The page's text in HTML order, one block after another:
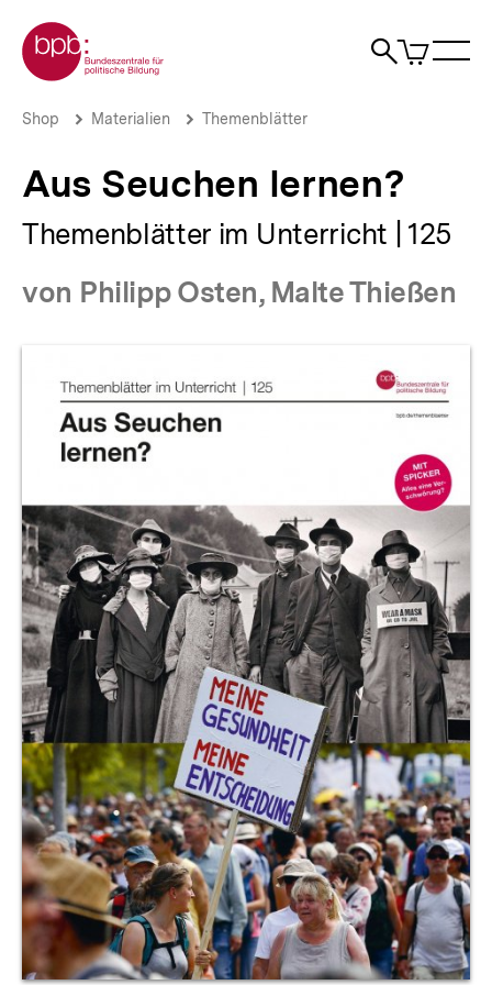
zum
Seiteninhalt
springen
Zur Startseite der bpb
Suche
Artikel
im
Aus
bpb.de
Brotkrümelnavigation
Pfadnavigation
Shop Materialien Themenblätter
Aus Seuchen lernen?
Themenblätter im Unterricht | 125
von Philipp Osten, Malte Thießen